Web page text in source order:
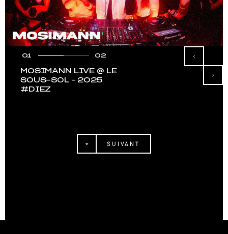
MOSIMANN LIVE @ LE
SOUS-SOL – 2025
#DIEZ
01 02
SUIVANT